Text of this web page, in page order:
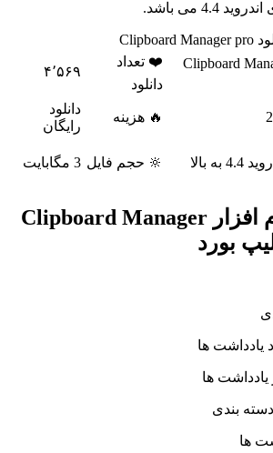
❤️ تعداد
۴٬۵۶۹
🔥 هزینه
رایگان
🔆 حجم فایل 3 مگابایت
قابلیت های نرم افزار Clipboard Manager
ها
ها